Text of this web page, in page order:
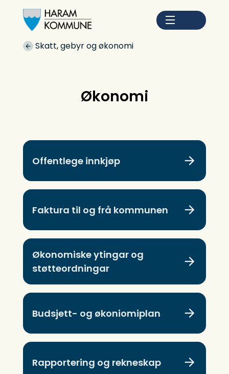
Du er her:
Skatt, gebyr og økonomi
Økonomi
Offentlege innkjøp
Faktura til og frå kommunen
Økonomiske ytingar og
støtteordningar
Budsjett- og økoniomiplan
Rapportering og rekneskap